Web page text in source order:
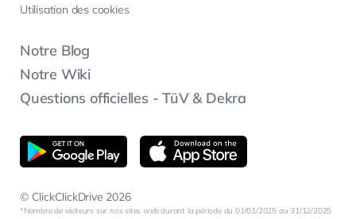
© ClickClickDrive 2026
Nombre de visiteurs sur nos sites web durant la période du 01/01/2025 au 31/12/2025
Utilisation des cookies
Notre Blog
Notre Wiki
Questions officielles - TüV & Dekra